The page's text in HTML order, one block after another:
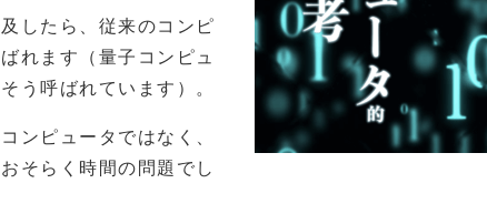
したら、従来のコンピ
れます（量子コンピュ
う呼ばれています）。
ンピュータではなく、
そらく時間の問題でし